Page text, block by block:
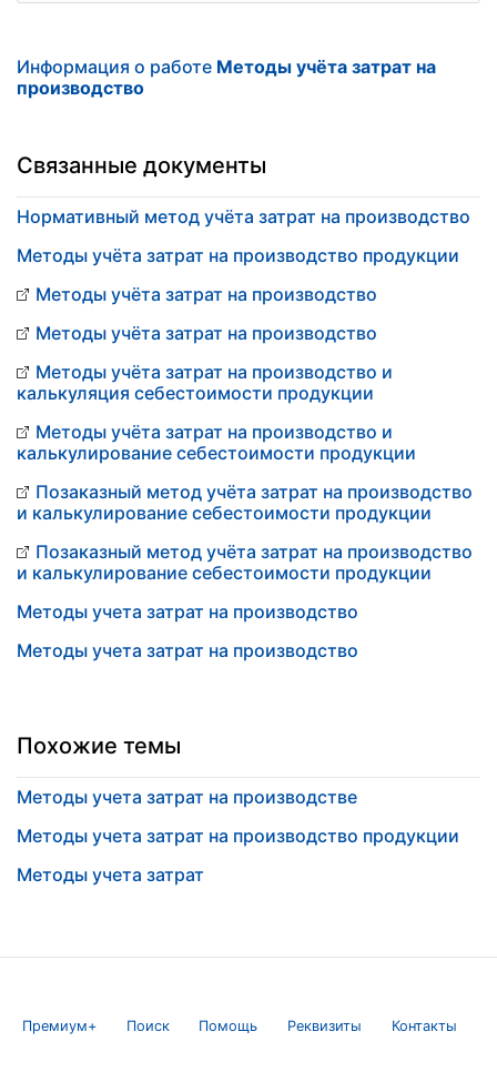
Информация о работе Методы учёта затрат на
производство
Связанные документы
Нормативный метод учёта затрат на производство
Методы учёта затрат на производство продукции
Методы учёта затрат на производство
Методы учёта затрат на производство
Методы учёта затрат на производство и
калькуляция себестоимости продукции
Методы учёта затрат на производство и
калькулирование себестоимости продукции
Позаказный метод учёта затрат на производство
и калькулирование себестоимости продукции
Позаказный метод учёта затрат на производство
и калькулирование себестоимости продукции
Методы учета затрат на производство
Методы учета затрат на производство
Похожие темы
Методы учета затрат на производстве
Методы учета затрат на производство продукции
Методы учета затрат
Премиум+ Поиск Помощь Реквизиты Контакты